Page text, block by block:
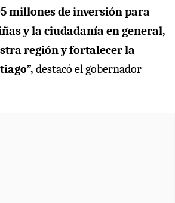
millones de inversión para
y la ciudadanía en general,
región y fortalecer la
destacó el gobernador